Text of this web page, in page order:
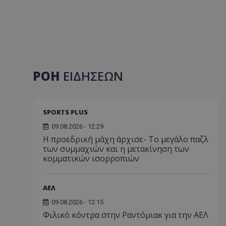
ΡΟΗ ΕΙΔΗΣΕΩΝ
SPORTS PLUS
09.08.2026 - 12:29
Η προεδρική μάχη άρχισε- Το μεγάλο παζλ
των συμμαχιών και η μετακίνηση των
κομματικών ισορροπιών
ΑΕΛ
09.08.2026 - 12:15
Φιλικό κόντρα στην Ραντόμιακ για την ΑΕΛ